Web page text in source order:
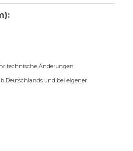
technische Änderungen
Deutschlands und bei eigener